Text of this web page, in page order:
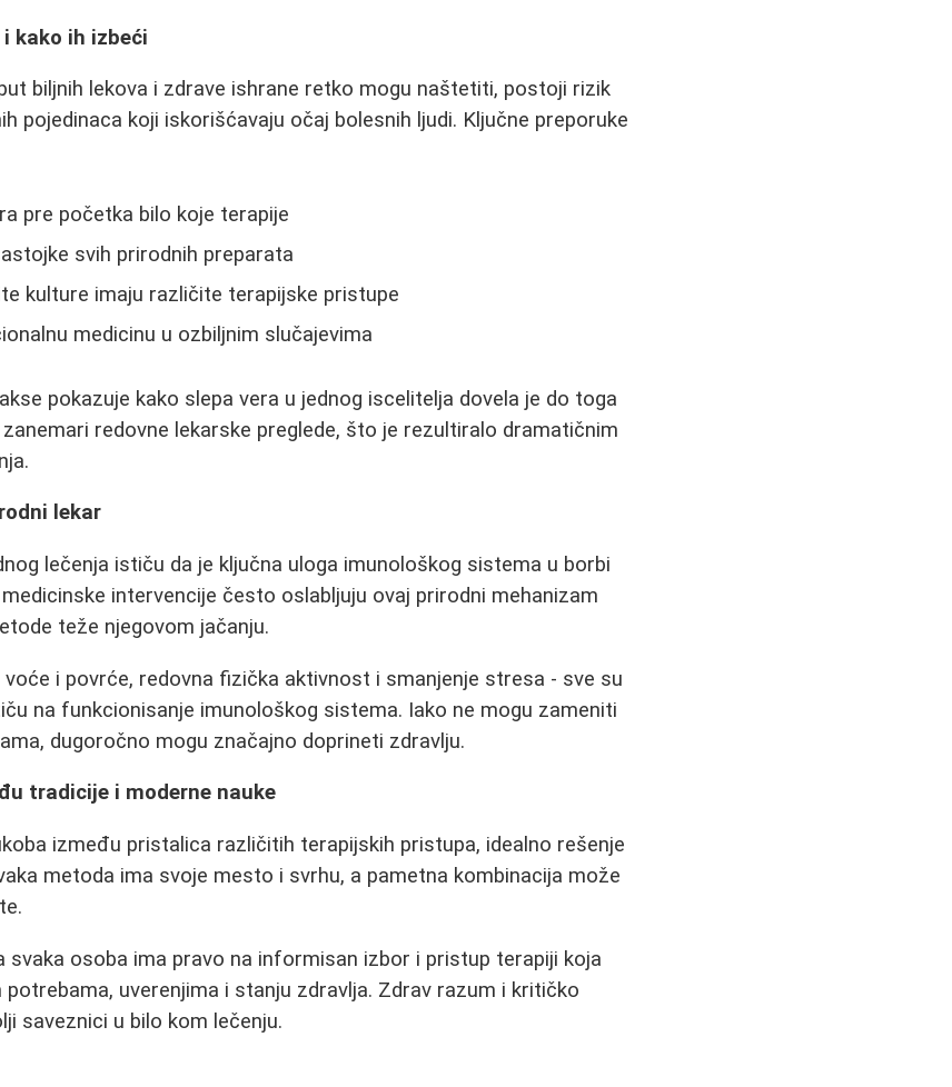
kako ih izbeći
biljnih lekova i zdrave ishrane retko mogu naštetiti, postoji rizik
pojedinaca koji iskorišćavaju očaj bolesnih ljudi. Ključne preporuke
pre početka bilo koje terapije
svih prirodnih preparata
kulture imaju različite terapijske pristupe
medicinu u ozbiljnim slučajevima
pokazuje kako slepa vera u jednog iscelitelja dovela je do toga
redovne lekarske preglede, što je rezultiralo dramatičnim
lekar
lečenja ističu da je ključna uloga imunološkog sistema u borbi
intervencije često oslabljuju ovaj prirodni mehanizam
teže njegovom jačanju.
voće i povrće, redovna fizička aktivnost i smanjenje stresa - sve su
na funkcionisanje imunološkog sistema. Iako ne mogu zameniti
dugoročno mogu značajno doprineti zdravlju.
tradicije i moderne nauke
između pristalica različitih terapijskih pristupa, idealno rešenje
metoda ima svoje mesto i svrhu, a pametna kombinacija može
svaka osoba ima pravo na informisan izbor i pristup terapiji koja
potrebama, uverenjima i stanju zdravlja. Zdrav razum i kritičko
saveznici u bilo kom lečenju.